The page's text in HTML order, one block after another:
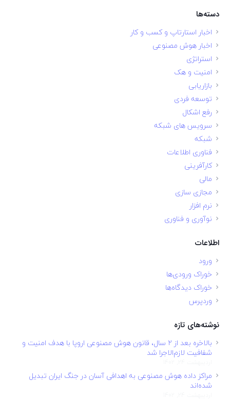
دسته‌ها
اخبار استارتاپ و کسب و کار
اخبار هوش مصنوعی
استراتژی
امنیت و هک
بازاریابی
توسعه فردی
رفع اشکال
سرویس های شبکه
شبکه
فناوری اطلاعات
کارآفرینی
مالی
مجازی سازی
نرم افزار
نوآوری و فناوری
اطلاعات
ورود
خوراک ورودی‌ها
خوراک دیدگاه‌ها
وردپرس
نوشته‌های تازه
بالاخره بعد از ۲ سال، قانون هوش مصنوعی اروپا با هدف امنیت و
شفافیت لازم‌الاجرا شد
مراکز داده هوش مصنوعی به اهدافی آسان در جنگ ایران تبدیل
شده‌اند